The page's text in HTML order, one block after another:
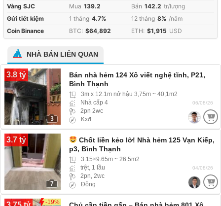
Vàng SJC Mua 139.2 Bán 142.2 tr/lượng
Gửi tiết kiệm
1 tháng 4.7% 12 tháng 8% /năm
Coin Binance
BTC: $64,892 ETH: $1,915 USD
NHÀ BÁN LIÊN QUAN
3.8 tỷ
3
Bán nhà hẻm 124 Xô viết nghệ tĩnh, P21,
Bình Thạnh
3m x 12.1m nở hậu 3,75m ~ 40,1m2
Nhà cấp 4
2pn 2wc
Kxđ
06/08/26
3.7 tỷ
7
Chốt liền kẻo lỡ! Nhà hẻm 125 Vạn Kiếp,
p3, Bình Thạnh
3.15×9.65m ~ 26.5m2
trệt, 1 lầu
2pn, 2wc
Đông
04/08/26
-19%